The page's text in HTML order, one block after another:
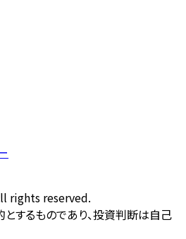
rights reserved.
するものであり、投資判断は自己